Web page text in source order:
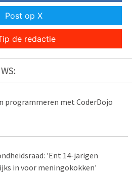
Post op X
de redactie
programmeren met CoderDojo
'Ent 14-jarigen
in voor meningokokken'